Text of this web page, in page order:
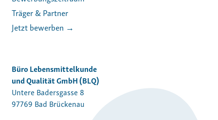
Träger & Partner
Jetzt bewerben →
Büro Lebensmittelkunde
und Qualität GmbH (BLQ)
Untere Badersgasse 8
97769 Bad Brückenau